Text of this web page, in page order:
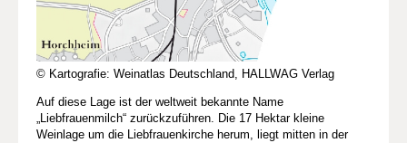
© Kartografie: Weinatlas Deutschland, HALLWAG Verlag
Auf diese Lage ist der weltweit bekannte Name
„Liebfrauenmilch“ zurückzuführen. Die 17 Hektar kleine
Weinlage um die Liebfrauenkirche herum, liegt mitten in der